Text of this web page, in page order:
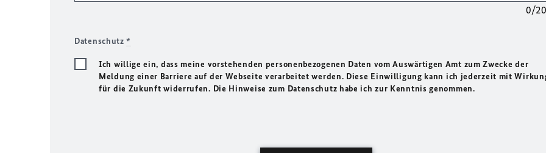
0/
Datenschutz*
Ich willige ein, dass meine vorstehenden personenbezogenen Daten vom Auswärtigen Amt zum Zwecke der
Meldung einer Barriere auf der Webseite verarbeitet werden. Diese Einwilligung kann ich jederzeit mit
für die Zukunft widerrufen. Die Hinweise zum Datenschutz habe ich zur Kenntnis genommen.